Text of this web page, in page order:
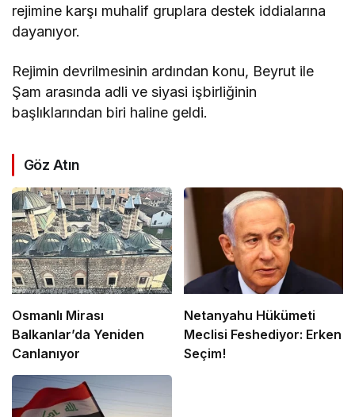
rejimine karşı muhalif gruplara destek iddialarına
dayanıyor.
Rejimin devrilmesinin ardından konu, Beyrut ile
Şam arasında adli ve siyasi işbirliğinin
başlıklarından biri haline geldi.
Göz Atın
Osmanlı Mirası
Balkanlar’da Yeniden
Canlanıyor
Netanyahu Hükümeti
Meclisi Feshediyor: Erken
Seçim!